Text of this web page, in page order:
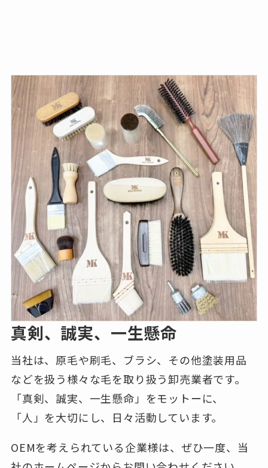
真剣、誠実、一生懸命
当社は、原毛や刷毛、ブラシ、その他塗装用品
などを扱う様々な毛を取り扱う卸売業者です。
「真剣、誠実、一生懸命」をモットーに、
「人」を大切にし、日々活動しています。
OEMを考えられている企業様は、ぜひ一度、当